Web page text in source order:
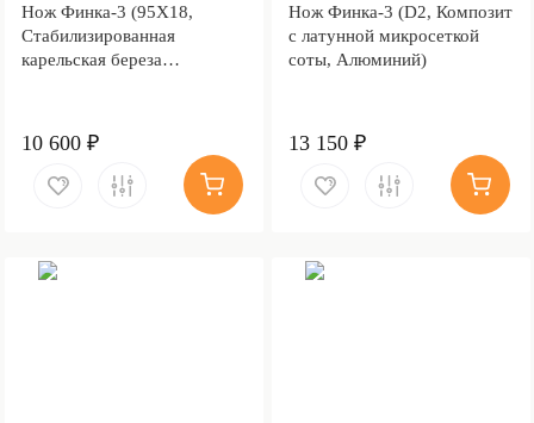
Нож Финка-3 (95Х18,
Стабилизированная
карельская береза
Sandwave)
10 600 ₽
Нож Финка-3 (D2, Композит
с латунной микросеткой
соты, Алюминий)
13 150 ₽